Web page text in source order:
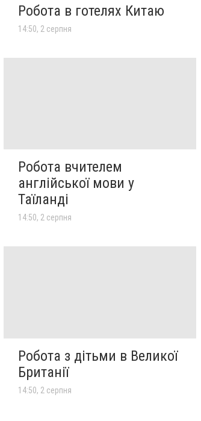
Робота в готелях Китаю
14:50, 2 серпня
Робота вчителем
англійської мови у
Таїланді
14:50, 2 серпня
Робота з дітьми в Великої
Британії
14:50, 2 серпня